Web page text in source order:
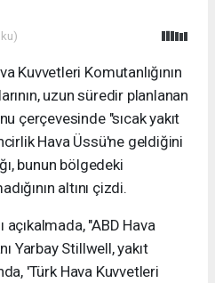
Kuvvetleri Komutanlığının
uzun süredir planlanan
çerçevesinde "sıcak yakıt
Hava Üssü'ne geldiğini
bunun bölgedeki
altını çizdi.
açıkalmada, "ABD Hava
Yarbay Stillwell, yakıt
'Türk Hava Kuvvetleri